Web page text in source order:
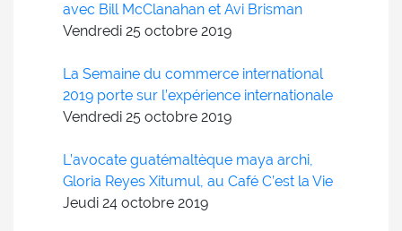
avec Bill McClanahan et Avi Brisman
Vendredi 25 octobre 2019
La Semaine du commerce international
2019 porte sur l’expérience internationale
Vendredi 25 octobre 2019
L’avocate guatémaltèque maya archi,
Gloria Reyes Xitumul, au Café C’est la Vie
Jeudi 24 octobre 2019